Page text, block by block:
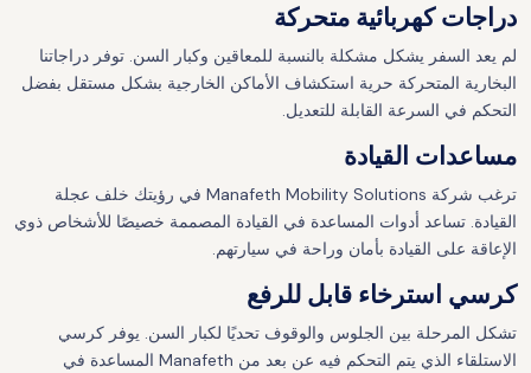
دراجات كهربائية متحركة
لم يعد السفر يشكل مشكلة بالنسبة للمعاقين وكبار السن. توفر دراجاتنا
البخارية المتحركة حرية استكشاف الأماكن الخارجية بشكل مستقل بفضل
التحكم في السرعة القابلة للتعديل.
مساعدات القيادة
ترغب شركة Manafeth Mobility Solutions في رؤيتك خلف عجلة
القيادة. تساعد أدوات المساعدة في القيادة المصممة خصيصًا للأشخاص ذوي
الإعاقة على القيادة بأمان وراحة في سيارتهم.
كرسي استرخاء قابل للرفع
تشكل المرحلة بين الجلوس والوقوف تحديًا لكبار السن. يوفر كرسي
الاستلقاء الذي يتم التحكم فيه عن بعد من Manafeth المساعدة في